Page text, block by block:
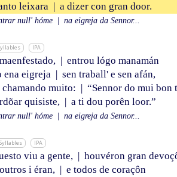
leixara | a dizer con gran door.
null' hóme na eigreja da Sennor...
IPA
| entrou lógo manamán
ena eigreja | sen traball' e sen afán,
muito: | “Sennor do mui bon
quisiste, | a ti dou porên loor.”
null' hóme na eigreja da Sennor...
Syllables IPA
viu a gente, | houvéron gran
i éran, | e todos de coraçôn